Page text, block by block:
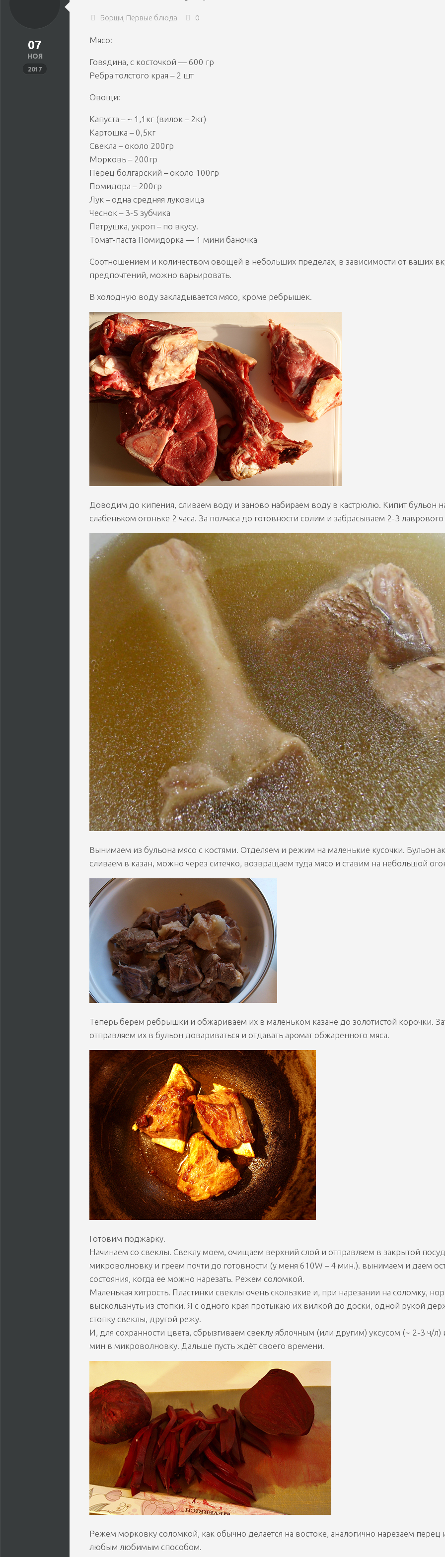
ВТОРЫЕ
НАПИТКИ
07
НОЯ
2017
Борщи Первые блюда 0
Мясо:
Говядина, с косточкой — 600 гр
Ребра толстого края – 2 шт
Овощи:
Капуста – ~ 1,1кг (вилок – 2кг)
Картошка – 0,5кг
Свекла – около 200гр
Морковь – 200гр
Перец болгарский – около 100гр
Помидора – 200гр
Лук – одна средняя луковица
Чеснок – 3-5 зубчика
Петрушка, укроп – по вкусу.
Томат-паста Помидорка — 1 мини баночка
Соотношением и количеством овощей в небольших пределах, в зависимости от ваших
предпочтений, можно варьировать.
В холодную воду закладывается мясо, кроме ребрышек.
Доводим до кипения, сливаем воду и заново набираем воду в кастрюлю. Кипит бульон
слабеньком огоньке 2 часа. За полчаса до готовности солим и забрасываем 2-3 лаврового
Вынимаем из бульона мясо с костями. Отделяем и режим на маленькие кусочки. Бульон
сливаем в казан, можно через ситечко, возвращаем туда мясо и ставим на небольшой
Теперь берем ребрышки и обжариваем их в маленьком казане до золотистой корочки.
отправляем их в бульон довариваться и отдавать аромат обжаренного мяса.
Готовим поджарку.
Начинаем со свеклы. Свеклу моем, очищаем верхний слой и отправляем в закрытой
микроволновку и греем почти до готовности (у меня 610W – 4 мин.). вынимаем и даем
состояния, когда ее можно нарезать. Режем соломкой.
Маленькая хитрость. Пластинки свеклы очень скользкие и, при нарезании на соломку,
выскользнуть из стопки. Я с одного края протыкаю их вилкой до доски, одной рукой
стопку свеклы, другой режу.
И, для сохранности цвета, сбрызгиваем свеклу яблочным (или другим) уксусом (~ 2-3 ч/
мин в микроволновку. Дальше пусть ждёт своего времени.
Режем морковку соломкой, как обычно делается на востоке, аналогично нарезаем перец
любым любимым способом.